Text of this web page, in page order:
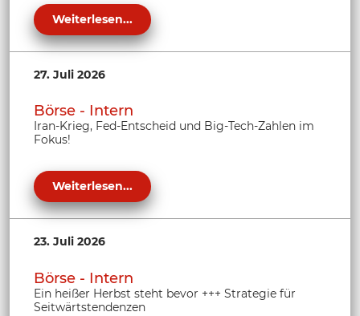
Weiterlesen...
27. Juli 2026
Börse - Intern
Iran-Krieg, Fed-Entscheid und Big-Tech-Zahlen im
Fokus!
Weiterlesen...
23. Juli 2026
Börse - Intern
Ein heißer Herbst steht bevor +++ Strategie für
Seitwärtstendenzen